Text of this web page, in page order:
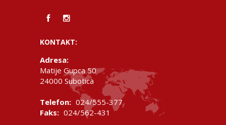
KONTAKT:
Adresa:
Matije Gupca 50
24000 Subotica
Telefon: 024/555-377
Faks: 024/562-431